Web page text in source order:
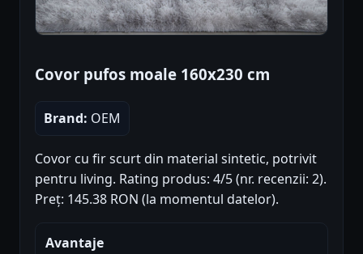
Covor pufos moale 160x230 cm
Brand: OEM
Covor cu fir scurt din material sintetic, potrivit
pentru living. Rating produs: 4/5 (nr. recenzii: 2).
Preț: 145.38 RON (la momentul datelor).
Avantaje